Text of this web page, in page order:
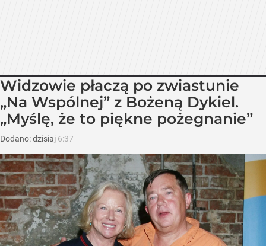
Widzowie płaczą po zwiastunie
„Na Wspólnej” z Bożeną Dykiel.
„Myślę, że to piękne pożegnanie”
Dodano:dzisiaj 6:37